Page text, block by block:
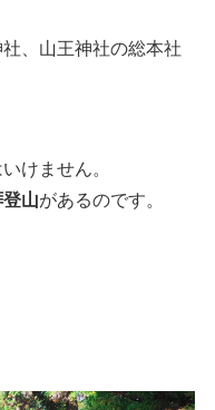
、山王神社の総本社
けません。
山があるのです。